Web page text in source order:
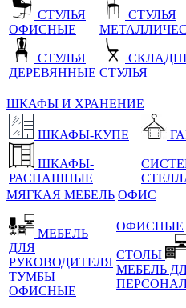
СТУЛЬЯ
ОФИСНЫЕ
СТУЛЬЯ
ДЕРЕВЯННЫЕ
СТУЛЬЯ
СТУЛЬЯ
ШКАФЫ И ХРАНЕНИЕ
ШКАФЫ-КУПЕ
ШКАФЫ-
РАСПАШНЫЕ
МЯГКАЯ МЕБЕЛЬ ОФИС
МЕБЕЛЬ
ДЛЯ
РУКОВОДИТЕЛЯ
ТУМБЫ
ОФИСНЫЕ
ОФИСНЫЕ
СТОЛЫ
МЕБЕЛЬ